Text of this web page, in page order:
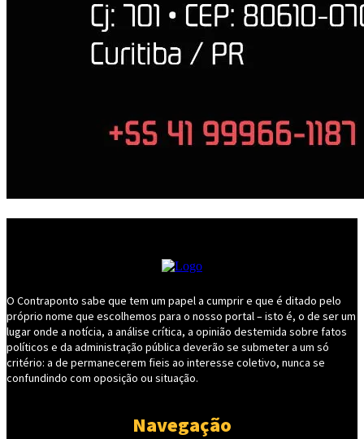
O Contraponto sabe que tem um papel a cumprir e que é ditado pelo
próprio nome que escolhemos para o nosso portal – isto é, o de ser um
lugar onde a notícia, a análise crítica, a opinião destemida sobre fatos
políticos e da administração pública deverão se submeter a um só
critério: a de permanecerem fieis ao interesse coletivo, nunca se
confundindo com oposição ou situação.
Navegação